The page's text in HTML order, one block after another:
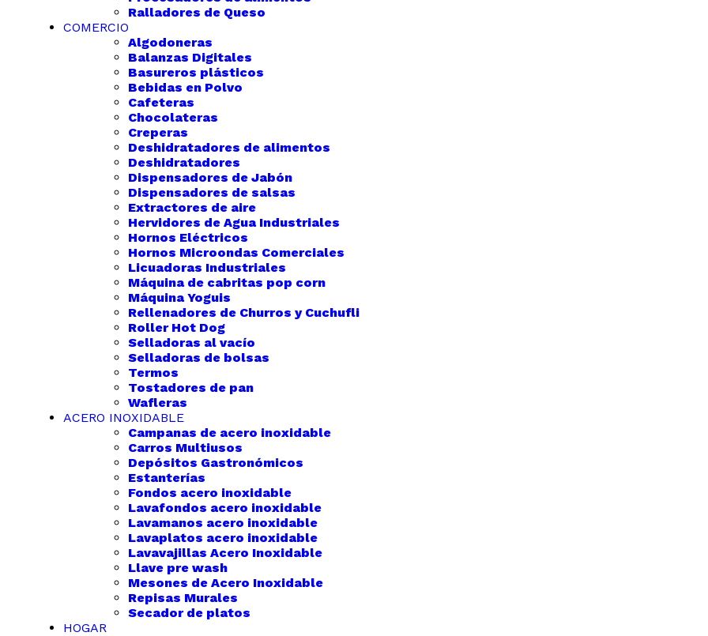
Ralladores de Queso
COMERCIO
Algodoneras
Balanzas Digitales
Basureros plásticos
Bebidas en Polvo
Cafeteras
Chocolateras
Creperas
Deshidratadores de alimentos
Deshidratadores
Dispensadores de Jabón
Dispensadores de salsas
Extractores de aire
Hervidores de Agua Industriales
Hornos Eléctricos
Hornos Microondas Comerciales
Licuadoras Industriales
Máquina de cabritas pop corn
Máquina Yoguis
Rellenadores de Churros y Cuchufli
Roller Hot Dog
Selladoras al vacío
Selladoras de bolsas
Termos
Tostadores de pan
Wafleras
ACERO INOXIDABLE
Campanas de acero inoxidable
Carros Multiusos
Depósitos Gastronómicos
Estanterías
Fondos acero inoxidable
Lavafondos acero inoxidable
Lavamanos acero inoxidable
Lavaplatos acero inoxidable
Lavavajillas Acero Inoxidable
Llave pre wash
Mesones de Acero Inoxidable
Repisas Murales
Secador de platos
HOGAR